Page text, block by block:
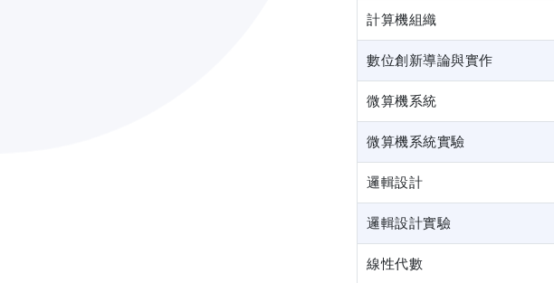
計算機組織
數位創新導論與實作
微算機系統
微算機系統實驗
邏輯設計
邏輯設計實驗
線性代數